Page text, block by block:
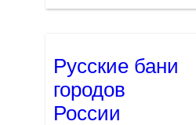
Русские бани
городов
России